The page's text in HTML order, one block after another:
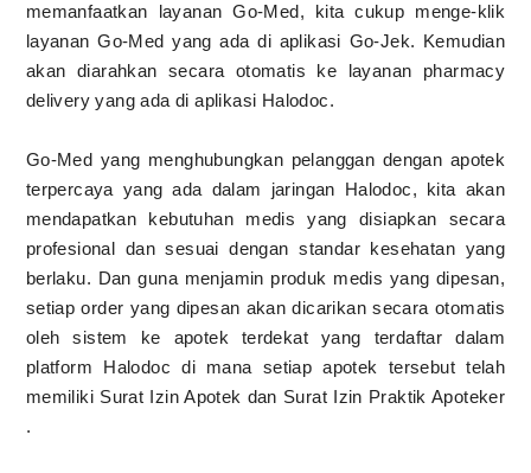
memanfaatkan layanan Go-Med, kita cukup menge-klik
layanan Go-Med yang ada di aplikasi Go-Jek. Kemudian
akan diarahkan secara otomatis ke layanan pharmacy
delivery yang ada di aplikasi Halodoc.
Go-Med yang menghubungkan pelanggan dengan apotek
terpercaya yang ada dalam jaringan Halodoc, kita akan
mendapatkan kebutuhan medis yang disiapkan secara
profesional dan sesuai dengan standar kesehatan yang
berlaku. Dan guna menjamin produk medis yang dipesan,
setiap order yang dipesan akan dicarikan secara otomatis
oleh sistem ke apotek terdekat yang terdaftar dalam
platform Halodoc di mana setiap apotek tersebut telah
memiliki Surat Izin Apotek dan Surat Izin Praktik Apoteker
.